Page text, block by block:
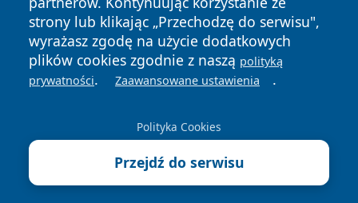
strony lub klikając „Przechodzę do serwisu",
wyrażasz zgodę na użycie dodatkowych
plików cookies zgodnie z naszą polityką
prywatności. Zaawansowane ustawienia .
Polityka Cookies
Przejdź do serwisu
News Autorzy
Polityka
Prywatności
Polityka
Cookies